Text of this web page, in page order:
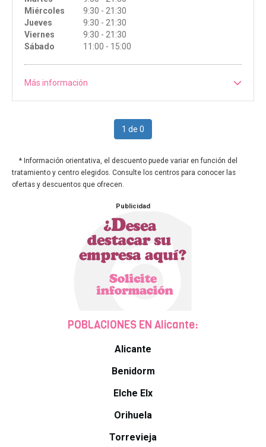
Miércoles
9:30 - 21:30
Jueves
9:30 - 21:30
Viernes
9:30 - 21:30
Sábado
11:00 - 15:00
Más información
1 de 0
* Información orientativa, el descuento puede variar en función del
tratamiento y centro elegidos. Consulte los centros para conocer las
ofertas y descuentos que ofrecen.
Publicidad
POBLACIONES EN Alicante:
Alicante
Benidorm
Elche Elx
Orihuela
Torrevieja